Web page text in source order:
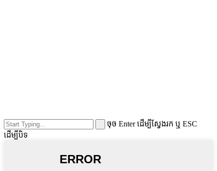
ចុច Enter ដើម្បីស្វែងរក ឬ ESC
ដើម្បីបិទ